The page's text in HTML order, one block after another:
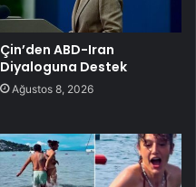
Çin’den ABD-Iran
Diyaloguna Destek
Ağustos 8, 2026